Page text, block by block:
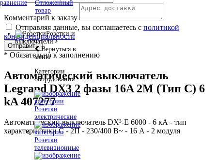
Отложенный
товар
Розетки и
выключатели
Вернуться в
меню
Категории
оборудования
Розетки
электрические
Розетки
телевизионные
Комментарий к заказу
Отправляя данные, вы соглашаетесь с политикой
конфиденциальности
Отправить
* Обязательно к заполнению
Автоматический выключатель
Legrand DX3 2 фазы 16A 2М (Тип C) 6
kA 407277
Автоматический выключатель DX³-E 6000 - 6 кА - тип
характеристики C - 2П - 230/400 В~ - 16 А - 2 модуля